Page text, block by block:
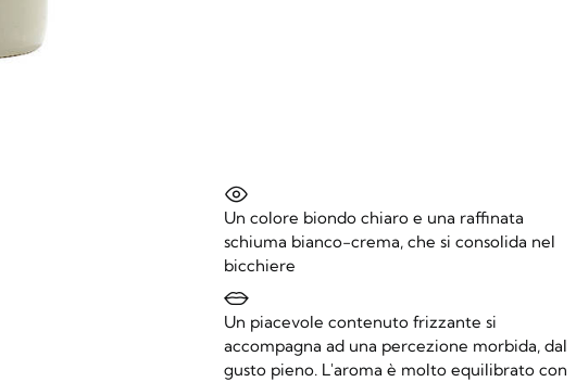
Un colore biondo chiaro e una raffinata
schiuma bianco-crema, che si consolida nel
bicchiere
Un piacevole contenuto frizzante si
accompagna ad una percezione morbida, dal
gusto pieno. L'aroma è molto equilibrato con